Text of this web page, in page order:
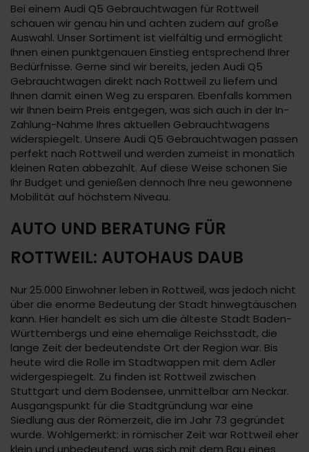
Bei einem Audi Q5 Gebrauchtwagen für Rottweil
schauen wir genau hin und achten zudem auf große
Auswahl. Unser Sortiment ist vielfältig und ermöglicht
Ihnen einen punktgenauen Einstieg entsprechend Ihrer
Bedürfnisse. Gerne sind wir bereits, jeden Audi Q5
Gebrauchtwagen direkt nach Rottweil zu liefern und
Ihnen damit einen Weg zu ersparen. Ebenfalls kommen
wir Ihnen beim Preis entgegen, was sich auch in der In-
Zahlung-Nahme Ihres aktuellen Gebrauchtwagens
widerspiegelt. Unsere Audi Q5 Gebrauchtwagen passen
perfekt nach Rottweil und werden zumeist in monatlich
kleinen Raten abbezahlt. Auf diese Weise schonen Sie
Ihr Budget und genießen dennoch Ihre neu gewonnene
Mobilität auf höchstem Niveau.
AUTO UND BERATUNG FÜR
ROTTWEIL: AUTOHAUS DAUB
Nur 25.000 Einwohner leben in Rottweil, was jedoch nicht
über die enorme Bedeutung der Stadt hinwegtäuschen
kann. Hier handelt es sich um die älteste Stadt Baden-
Württembergs und eine ehemalige Reichsstadt, die
lange Zeit der bedeutendste Ort der Region war. Bis
heute wird die Rolle im Stadtwappen mit dem Adler
widergespiegelt. Zu finden ist Rottweil zwischen
Stuttgart und dem Bodensee, unmittelbar am Neckar.
Ausgangspunkt für die Stadtgründung war eine
Siedlung aus der Römerzeit, die im Jahr 73 gegründet
wurde. Wohlgemerkt: in römischer Zeit war Rottweil eher
klein und unbedeutend, was sich mit dem Bau eines